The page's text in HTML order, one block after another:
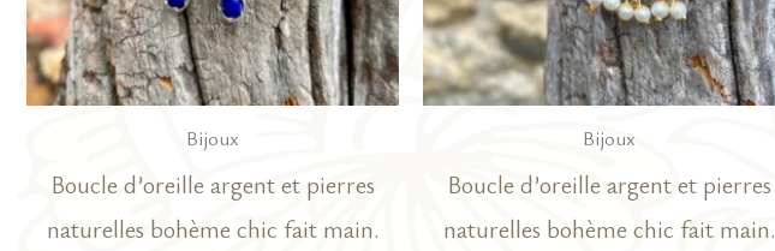
Bijoux
Boucle d’oreille argent et pierres
naturelles bohème chic fait main.
Bijoux
Boucle d’oreille argent et pierres
naturelles bohème chic fait main.